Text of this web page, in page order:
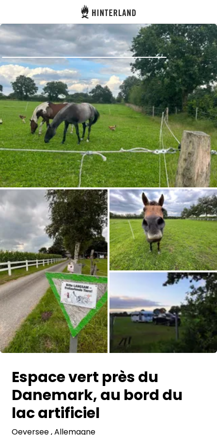
Hinterland
Se connecter
Créer un compte
Devenir hôte·sse
Emplacements
Hébergements
Routes
Demande à Howdy
Inspiration photo
Conseils et inspirations
Récits d'aventures
Bons cadeaux
Shop
Contact
Select language
Espace vert près du
Danemark, au bord du
lac artificiel
Oeversee, Allemagne